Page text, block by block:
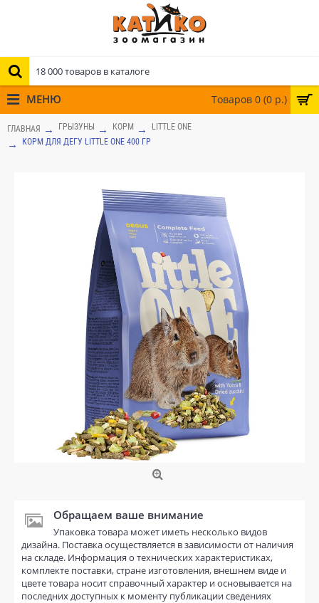
Товаров 0 (0 р.)
МЕНЮ
ГЛАВНАЯ ГРЫЗУНЫ КОРМ
LITTLE ONE
КОРМ ДЛЯ ДЕГУ LITTLE ONE 400 ГР
Обращаем ваше внимание
Упаковка товара может иметь несколько видов
дизайна. Поставка осуществляется в зависимости от наличия
на складе. Информация о технических характеристиках,
комплекте поставки, стране изготовления, внешнем виде и
цвете товара носит справочный характер и основывается на
последних доступных к моменту публикации сведениях